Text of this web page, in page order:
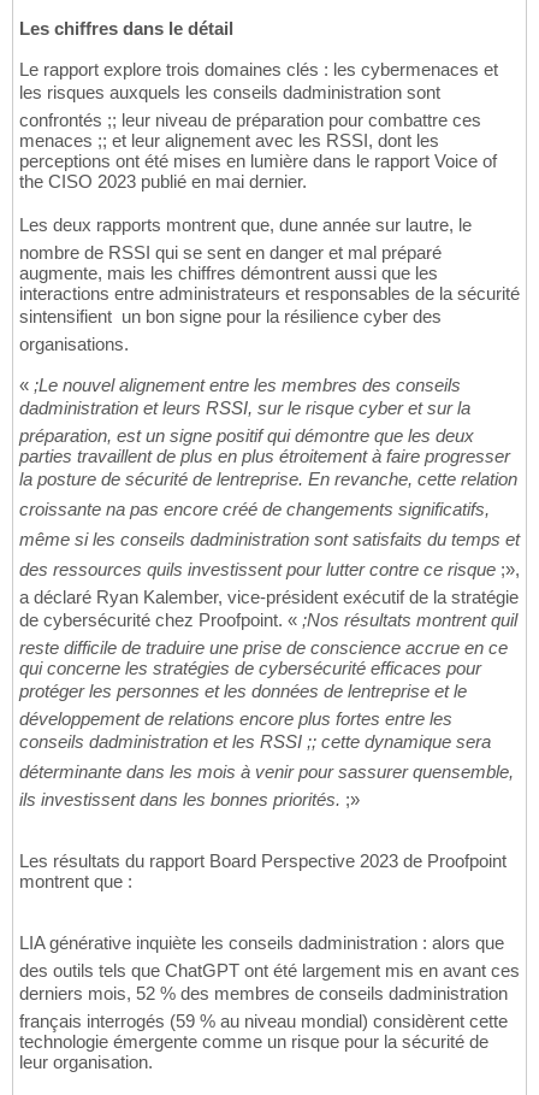
Les chiffres dans le détail
Le rapport explore trois domaines clés : les cybermenaces et
les risques auxquels les conseils dadministration sont
confrontés ;; leur niveau de préparation pour combattre ces
menaces ;; et leur alignement avec les RSSI, dont les
perceptions ont été mises en lumière dans le rapport Voice of
the CISO 2023 publié en mai dernier.
Les deux rapports montrent que, dune année sur lautre, le
nombre de RSSI qui se sent en danger et mal préparé
augmente, mais les chiffres démontrent aussi que les
interactions entre administrateurs et responsables de la sécurité
sintensifient  un bon signe pour la résilience cyber des
organisations.
« ;Le nouvel alignement entre les membres des conseils
dadministration et leurs RSSI, sur le risque cyber et sur la
préparation, est un signe positif qui démontre que les deux
parties travaillent de plus en plus étroitement à faire progresser
la posture de sécurité de lentreprise. En revanche, cette relation
croissante na pas encore créé de changements significatifs,
même si les conseils dadministration sont satisfaits du temps et
des ressources quils investissent pour lutter contre ce risque ;»,
a déclaré Ryan Kalember, vice-président exécutif de la stratégie
de cybersécurité chez Proofpoint. « ;Nos résultats montrent quil
reste difficile de traduire une prise de conscience accrue en ce
qui concerne les stratégies de cybersécurité efficaces pour
protéger les personnes et les données de lentreprise et le
développement de relations encore plus fortes entre les
conseils dadministration et les RSSI ;; cette dynamique sera
déterminante dans les mois à venir pour sassurer quensemble,
ils investissent dans les bonnes priorités. ;»
Les résultats du rapport Board Perspective 2023 de Proofpoint
montrent que :
LIA générative inquiète les conseils dadministration : alors que
des outils tels que ChatGPT ont été largement mis en avant ces
derniers mois, 52 % des membres de conseils dadministration
français interrogés (59 % au niveau mondial) considèrent cette
technologie émergente comme un risque pour la sécurité de
leur organisation.